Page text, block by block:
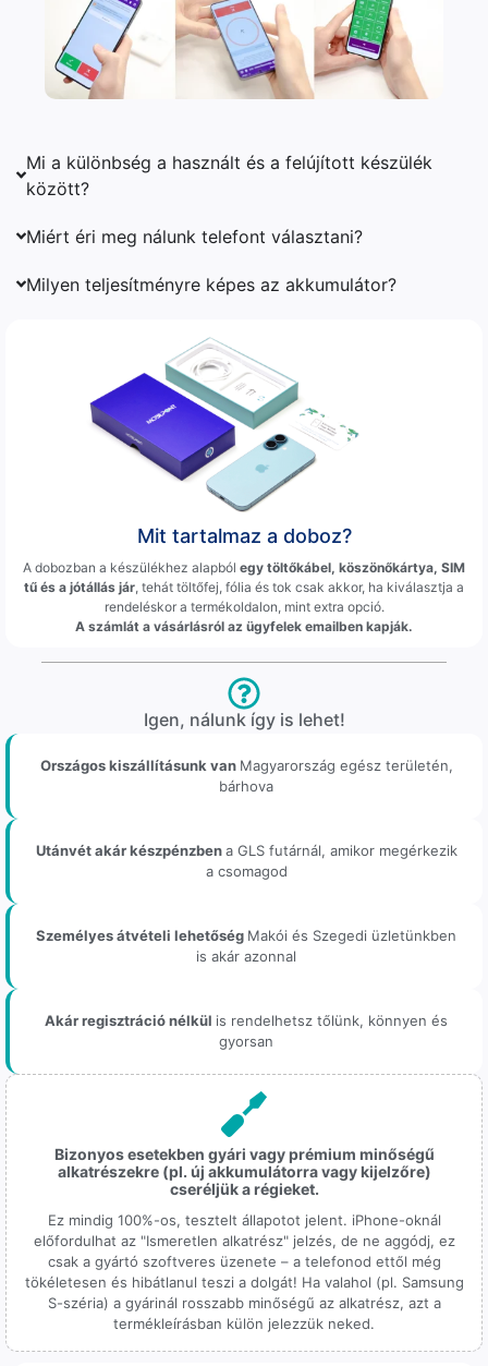
Mi a különbség a használt és a felújított készülék
között?
Miért éri meg nálunk telefont választani?
Milyen teljesítményre képes az akkumulátor?
Mit tartalmaz a doboz?
A dobozban a készülékhez alapból egy töltőkábel, köszönőkártya, SIM
tű és a jótállás jár, tehát töltőfej, fólia és tok csak akkor, ha kiválasztja a
rendeléskor a termékoldalon, mint extra opció.
A számlát a vásárlásról az ügyfelek emailben kapják.
Igen, nálunk így is lehet!
Országos kiszállításunk van Magyarország egész területén,
bárhova
Utánvét akár készpénzbena GLS futárnál, amikor megérkezik
a csomagod
Személyes átvételi lehetőség Makói és Szegedi üzletünkben
is akár azonnal
Akár regisztráció nélkül is rendelhetsz tőlünk, könnyen és
gyorsan
Bizonyos esetekben gyári vagy prémium minőségű
alkatrészekre (pl. új akkumulátorra vagy kijelzőre)
cseréljük a régieket.
Ez mindig 100%-os, tesztelt állapotot jelent. iPhone-oknál
előfordulhat az "Ismeretlen alkatrész" jelzés, de ne aggódj, ez
csak a gyártó szoftveres üzenete – a telefonod ettől még
tökéletesen és hibátlanul teszi a dolgát! Ha valahol (pl. Samsung
S-széria) a gyárinál rosszabb minőségű az alkatrész, azt a
termékleírásban külön jelezzük neked.